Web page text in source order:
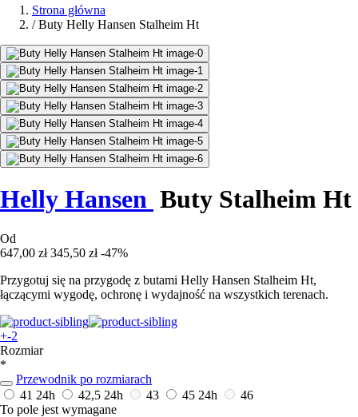
Strona główna
/ Buty Helly Hansen Stalheim Ht
Helly Hansen Buty Stalheim Ht
Od
647,00 zł 345,50 zł -47%
Przygotuj się na przygodę z butami Helly Hansen Stalheim Ht,
łączącymi wygodę, ochronę i wydajność na wszystkich terenach.
+-2
Rozmiar
*
Przewodnik po rozmiarach
41 24h 42,5 24h 43 45 24h
46
To pole jest wymagane